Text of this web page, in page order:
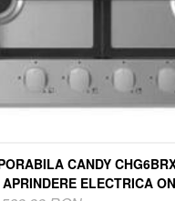
CANDY
ELECTRICA